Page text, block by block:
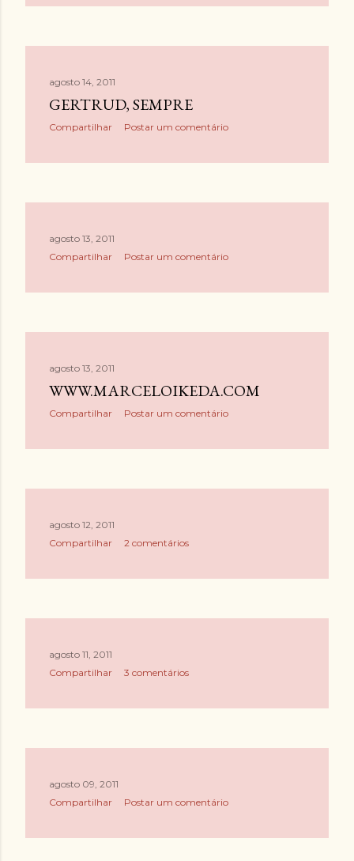
agosto 14, 2011
GERTRUD, SEMPRE
Compartilhar Postar um comentário
agosto 13, 2011
Compartilhar
Postar um comentário
agosto 13, 2011
WWW.MARCELOIKEDA.COM
Compartilhar Postar um comentário
agosto 12, 2011
Compartilhar
2 comentários
agosto 11, 2011
Compartilhar
3 comentários
agosto 09, 2011
Compartilhar
Postar um comentário